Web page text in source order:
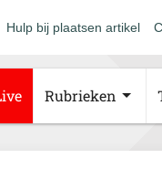
Hulp bij plaatsen artikel
Rubrieken